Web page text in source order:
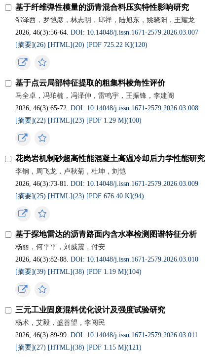
基于纤维弹性模量的沥青混合料压实特性影响研究
邹泽西，罗恺彦，林志明，邱祥，陆旭东，姚晓阳，王耀龙
2026, 46(3):56-64.DOI: 10.14048/j.issn.1671-2579.2026.03.007
[摘要](26) [HTML](20) [PDF 725.22 K](120)
基于点云局部特征提取的粗集料棱角性评价
马全卓，冯珀楠，冯泽仲，雷鸣宇，王振锋，李建阁
2026, 46(3):65-72.DOI: 10.14048/j.issn.1671-2579.2026.03.008
[摘要](22) [HTML](23) [PDF 1.29 M](100)
花岗岩机制砂超高性能混凝土高温冷却后力学性能研究
李钢，周飞龙，卢秋菊，杜坤，刘恺
2026, 46(3):73-81.DOI: 10.14048/j.issn.1671-2579.2026.03.009
[摘要](25) [HTML](23) [PDF 676.40 K](94)
基于探地雷达的沥青路面内含水率检测图谱特征分析
杨丽，何平平，刘威震，付安
2026, 46(3):82-88.DOI: 10.14048/j.issn.1671-2579.2026.03.010
[摘要](39) [HTML](38) [PDF 1.19 M](104)
三元工业固废混料优化设计及强度试验研究
杨术，艾毅，盛善望，李闯民
2026, 46(3):89-99.DOI: 10.14048/j.issn.1671-2579.2026.03.011
[摘要](27) [HTML](38) [PDF 1.15 M](121)